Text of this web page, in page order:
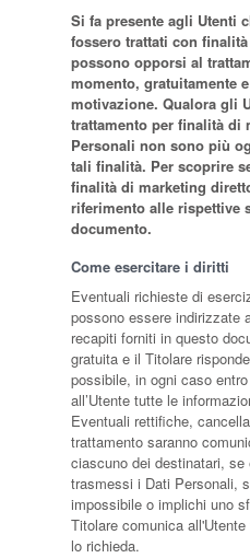
Si fa presente agli Utenti
fossero trattati con
possono opporsi al
momento, gratuitamente
motivazione. Qualora gli
trattamento per finalità di
Personali non sono più
tali finalità. Per scoprire
finalità di marketing
riferimento alle rispettive
documento.
Come esercitare i diritti
Eventuali richieste di
possono essere indirizzate
recapiti forniti in questo
gratuita e il Titolare
possibile, in ogni caso
all’Utente tutte le
Eventuali rettifiche,
trattamento saranno
ciascuno dei destinatari,
trasmessi i Dati Personali,
impossibile o implichi uno
Titolare comunica
lo richieda.